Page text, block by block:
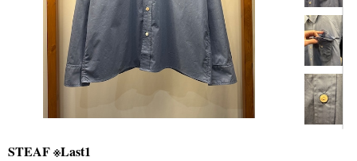
STEAF ※Last1